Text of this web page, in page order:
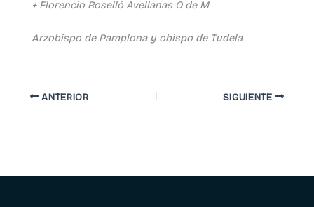
+ Florencio Roselló Avellanas O de M
Arzobispo de Pamplona y obispo de Tudela
ANTERIOR SIGUIENTE